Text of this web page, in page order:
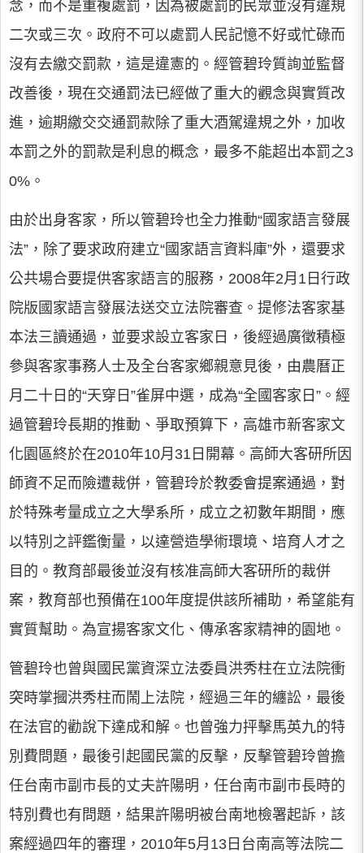
念，而不是重複處罰，因為被處罰的民眾並沒有違規
二次或三次。政府不可以處罰人民記憶不好或忙碌而
沒有去繳交罰款，這是違憲的。經管碧玲質詢並監督
改善後，現在交通罰法已經做了重大的觀念與實質改
進，逾期繳交交通罰款除了重大酒駕違規之外，加收
本罰之外的罰款是利息的概念，最多不能超出本罰之3
0%。
由於出身客家，所以管碧玲也全力推動“國家語言發展
法”，除了要求政府建立“國家語言資料庫”外，還要求
公共場合要提供客家語言的服務，2008年2月1日行政
院版國家語言發展法送交立法院審查。提修法客家基
本法三讀通過，並要求設立客家日，後經過廣徵積極
參與客家事務人士及全台客家鄉親意見後，由農曆正
月二十日的“天穿日”雀屏中選，成為“全國客家日”。經
過管碧玲長期的推動、爭取預算下，高雄市新客家文
化園區終於在2010年10月31日開幕。高師大客研所因
師資不足而險遭裁併，管碧玲於教委會提案通過，對
於特殊考量成立之大學系所，成立之初數年期間，應
以特別之評鑑衡量，以達營造學術環境、培育人才之
目的。教育部最後並沒有核准高師大客研所的裁併
案，教育部也預備在100年度提供該所補助，希望能有
實質幫助。為宣揚客家文化、傳承客家精神的園地。
管碧玲也曾與國民黨資深立法委員洪秀柱在立法院衝
突時掌摑洪秀柱而鬧上法院，經過三年的纏訟，最後
在法官的勸說下達成和解。也曾強力抨擊馬英九的特
別費問題，最後引起國民黨的反擊，反擊管碧玲曾擔
任台南市副市長的丈夫許陽明，任台南市副市長時的
特別費也有問題，結果許陽明被台南地檢署起訴，該
案經過四年的審理，2010年5月13日台南高等法院二